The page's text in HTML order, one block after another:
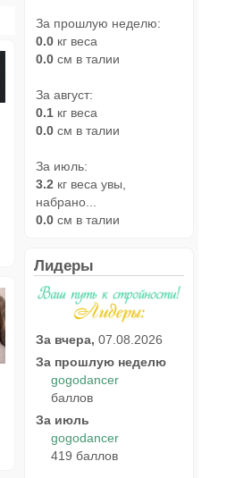
За прошлую неделю:
0.0 кг веса
0.0 см в талии
За август:
0.1 кг веса
0.0 см в талии
За июль:
3.2 кг веса увы,
набрано...
0.0 см в талии
Лидеры
За вчера, 07.08.2026
За прошлую неделю
gogodancer
баллов
За июль
gogodancer
419 баллов